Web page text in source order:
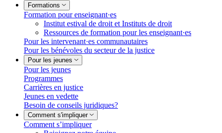
Formations
Formation pour enseignant·es
Institut estival de droit et Instituts de droit
Ressources de formation pour les enseignant·es
Pour les intervenant·es communautaires
Pour les bénévoles du secteur de la justice
Pour les jeunes
Pour les jeunes
Programmes
Carrières en justice
Jeunes en vedette
Besoin de conseils juridiques?
Comment s'impliquer
Comment s’impliquer